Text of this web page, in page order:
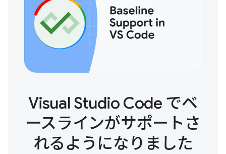
Visual Studio Code でベ
ースラインがサポートさ
れるようになりました